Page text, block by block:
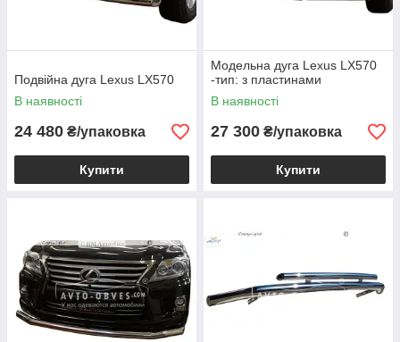
Подвійна дуга Lexus LX570
В наявності
24 480 ₴/упаковка
Купити
Модельна дуга Lexus LX570
-тип: з пластинами
В наявності
27 300 ₴/упаковка
Купити